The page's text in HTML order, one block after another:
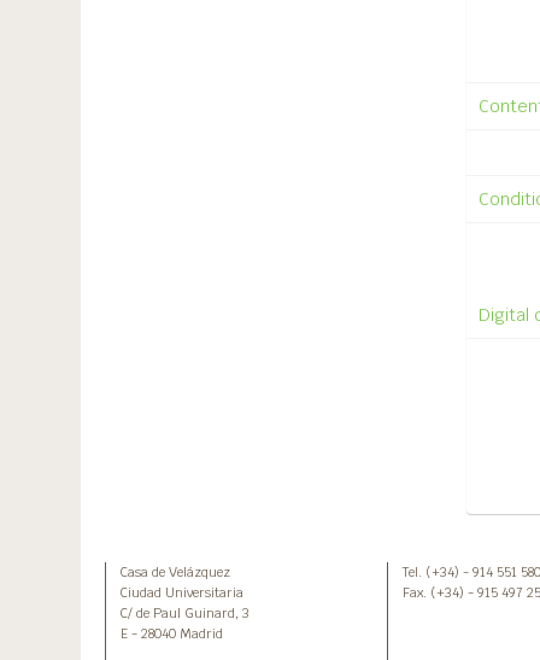
Digital
Casa de Velázquez
Ciudad Universitaria
C/ de Paul Guinard, 3
E - 28040 Madrid
Tel. (+34) - 914 551 580
Fax. (+34) - 915 497